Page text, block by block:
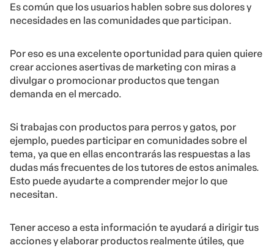
Es común que los usuarios hablen sobre sus dolores y
necesidades en las comunidades que participan.
Por eso es una excelente oportunidad para quien quiere
crear acciones asertivas de marketing con miras a
divulgar o promocionar productos que tengan
demanda en el mercado.
Si trabajas con productos para perros y gatos, por
ejemplo, puedes participar en comunidades sobre el
tema, ya que en ellas encontrarás las respuestas a las
dudas más frecuentes de los tutores de estos animales.
Esto puede ayudarte a comprender mejor lo que
necesitan.
Tener acceso a esta información te ayudará a dirigir tus
acciones y elaborar productos realmente útiles, que